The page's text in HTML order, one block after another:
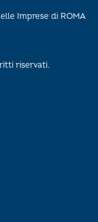
Imprese di ROMA
riservati.